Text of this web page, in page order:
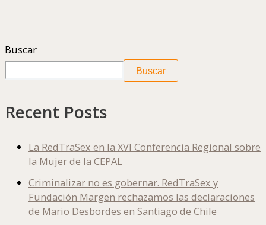
Buscar
Buscar
Recent Posts
La RedTraSex en la XVI Conferencia Regional sobre
la Mujer de la CEPAL
Criminalizar no es gobernar. RedTraSex y
Fundación Margen rechazamos las declaraciones
de Mario Desbordes en Santiago de Chile